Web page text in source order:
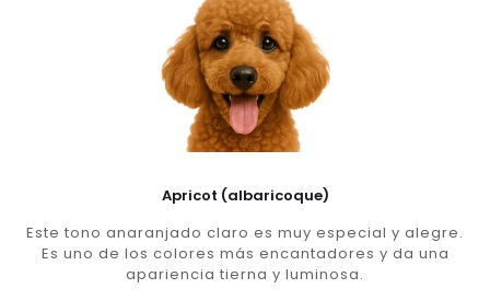
Apricot (albaricoque)
Este tono anaranjado claro es muy especial y alegre.
Es uno de los colores más encantadores y da una
apariencia tierna y luminosa.